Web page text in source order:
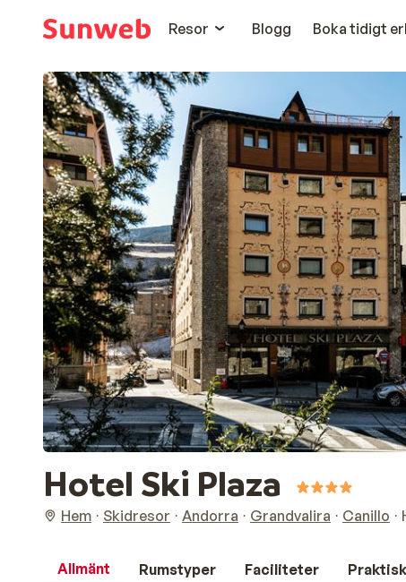
Resor
Blogg Boka tidigt
Hotel Ski Plaza
Hem Skidresor Andorra Grandvalira Canillo
Allmänt Rumstyper Faciliteter